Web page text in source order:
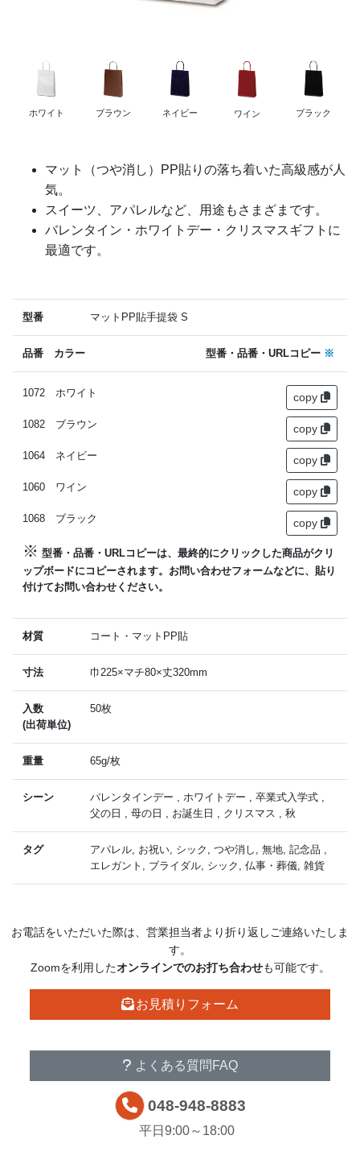
ホワイト ブラウン ネイビー ワイン ブラック
マット（つや消し）PP貼りの落ち着いた高級感が人
気。
スイーツ、アパレルなど、用途もさまざまです。
バレンタイン・ホワイトデー・クリスマスギフトに
最適です。
型番 マットPP貼手提袋 S
品番 カラー 型番・品番・URLコピー ※
1072 ホワイト copy
1082 ブラウン copy
1064 ネイビー copy
1060 ワイン copy
1068 ブラック copy
※ 型番・品番・URLコピーは、最終的にクリックした商品がクリ
ップボードにコピーされます。お問い合わせフォームなどに、貼り
付けてお問い合わせください。
材質 コート・マットPP貼
寸法 巾225×マチ80×丈320mm
入数
(出荷単位)
50枚
重量 65g/枚
シーン
バレンタインデー , ホワイトデー , 卒業式入学式 ,
父の日 , 母の日 , お誕生日 , クリスマス , 秋
タグ
アパレル, お祝い, シック, つや消し, 無地, 記念品 ,
エレガント, ブライダル, シック, 仏事・葬儀, 雑貨
お電話をいただいた際は、営業担当者より折り返しご連絡いたしま
す。
Zoomを利用したオンラインでのお打ち合わせも可能です。
お見積り フォーム
よくある質問 FAQ
048-948-8883
平日9:00～18:00